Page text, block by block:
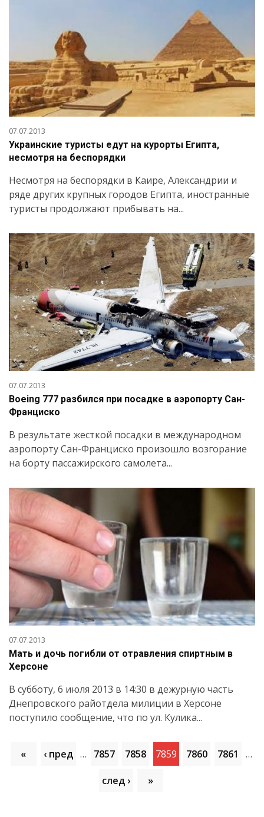
07.07.2013
Украинские туристы едут на курорты Египта,
несмотря на беспорядки
Несмотря на беспорядки в Каире, Александрии и
ряде других крупных городов Египта, иностранные
туристы продолжают прибывать на...
07.07.2013
Boeing 777 разбился при посадке в аэропорту Сан-
Франциско
В результате жесткой посадки в международном
аэропорту Сан-Франциско произошло возгорание
на борту пассажирского самолета...
07.07.2013
Мать и дочь погибли от отравления спиртным в
Херсоне
В субботу, 6 июля 2013 в 14:30 в дежурную часть
Днепровского райотдела милиции в Херсоне
поступило сообщение, что по ул. Кулика...
« ‹ пред … 7857 7858 7859 7860 7861 …
след › »